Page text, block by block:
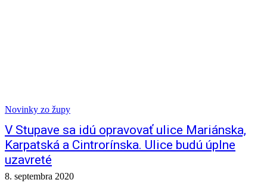
Novinky zo župy
V Stupave sa idú opravovať ulice Mariánska,
Karpatská a Cintrorínska. Ulice budú úplne
uzavreté
8. septembra 2020